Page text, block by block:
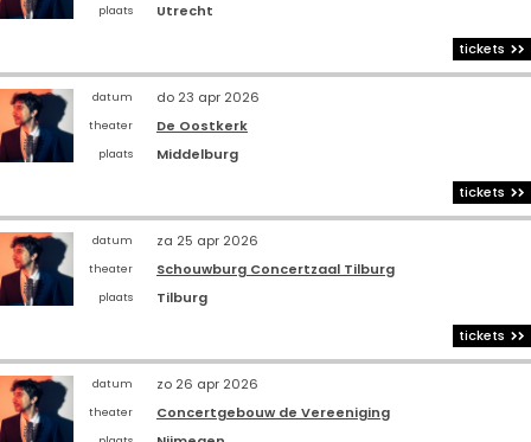
plaats
Utrecht
tickets
datum do 23 apr 2026
theater De Oostkerk
plaats
Middelburg
tickets
datum za 25 apr 2026
theater Schouwburg Concertzaal Tilburg
plaats
Tilburg
tickets
datum zo 26 apr 2026
theater Concertgebouw de Vereeniging